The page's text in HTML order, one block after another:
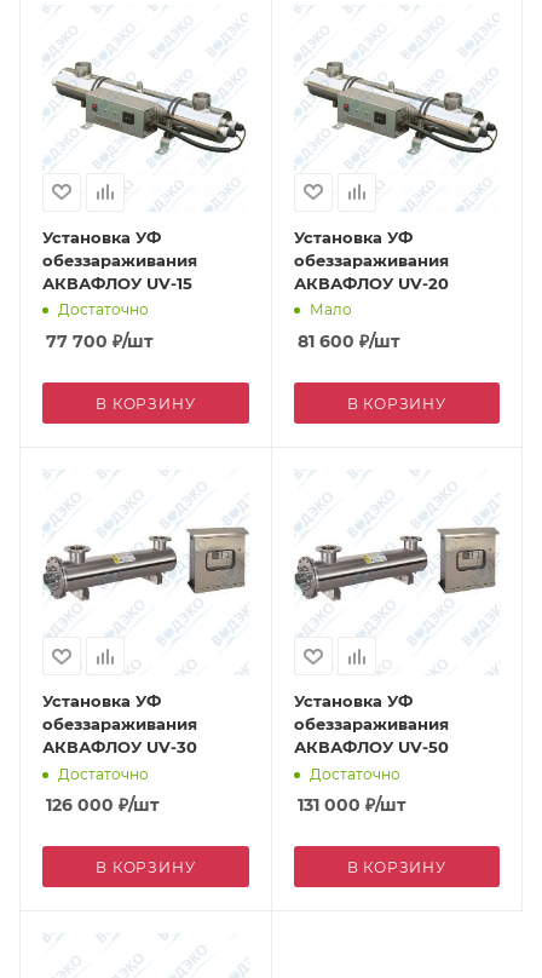
Установка УФ
обеззараживания
АКВАФЛОУ UV-15
Достаточно
77 700 ₽/шт
В КОРЗИНУ
Установка УФ
обеззараживания
АКВАФЛОУ UV-20
Мало
81 600 ₽/шт
В КОРЗИНУ
Установка УФ
обеззараживания
АКВАФЛОУ UV-30
Достаточно
126 000 ₽/шт
В КОРЗИНУ
Установка УФ
обеззараживания
АКВАФЛОУ UV-50
Достаточно
131 000 ₽/шт
В КОРЗИНУ